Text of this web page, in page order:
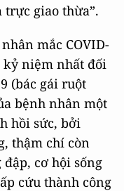
giao thừa”.
mắc COVID-
kỷ niệm nhất đối
(bác gái ruột
bệnh nhân một
hồi sức, bởi
thậm chí còn
cơ hội sống
cứu thành công